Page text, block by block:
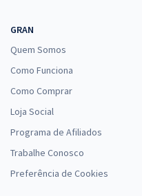
GRAN
Quem Somos
Como Funciona
Como Comprar
Loja Social
Programa de Afiliados
Trabalhe Conosco
Preferência de Cookies